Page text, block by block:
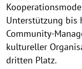
Unterstützung
Community-
kultureller
dritten Platz.